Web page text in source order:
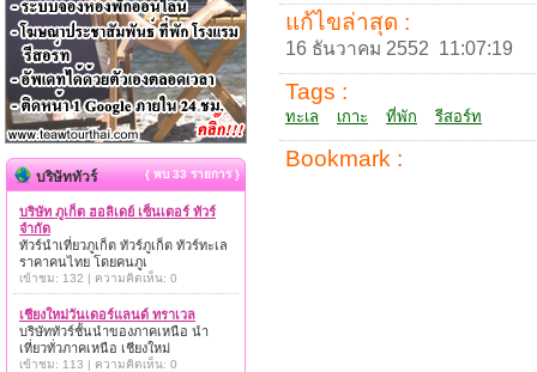
แก้ไขล่าสุด :
16 ธันวาคม 2552 11:07:19
Tags :
ทะเล เกาะ ที่พัก รีสอร์ท
Bookmark :
บริษัททัวร์ { พบ 33 รายการ }
บริษัท ภูเก็ต ฮอลิเดย์ เซ็นเตอร์ ทัวร์
จำกัด
ทัวร์นำเที่ยวภูเก็ต ทัวร์ภูเก็ต ทัวร์ทะเล
ราคาคนไทย โดยคนภูเ
เข้าชม: 132 | ความคิดเห็น: 0
เชียงใหม่วันเดอร์แลนด์ ทราเวล
บริษัททัวร์ชั้นนำของภาคเหนือ นำ
เที่ยวทั่วภาคเหนือ เชียงใหม่
เข้าชม: 113 | ความคิดเห็น: 0